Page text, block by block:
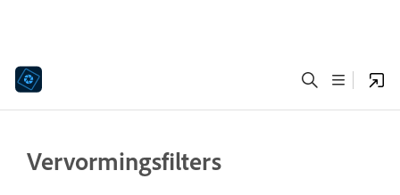
Vervormingsfilters